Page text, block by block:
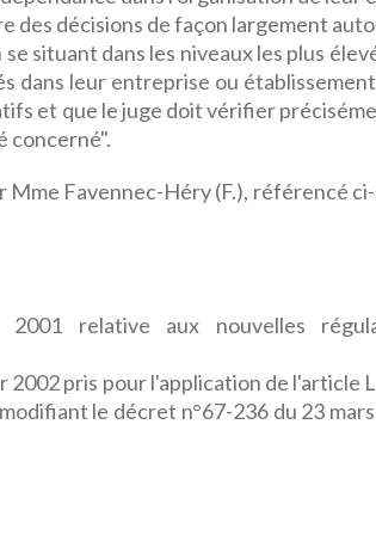
des décisions de façon largement
situant dans les niveaux les plus
dans leur entreprise ou
et que le juge doit vérifier
concerné".
Favennec-Héry (F.), référencé
relative aux nouvelles
pris pour l'application de l'article
le décret n°67-236 du 23